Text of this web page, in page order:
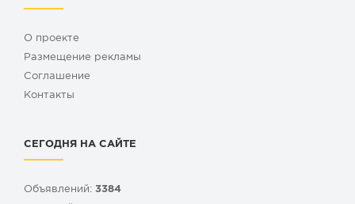
О проекте
Размещение рекламы
Cоглашение
Контакты
СЕГОДНЯ НА САЙТЕ
Объявлений: 3384